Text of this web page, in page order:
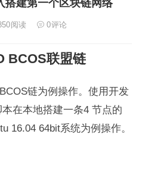
搭建第一个区块链网络
阅读 0评论
BCOS联盟链
链为例操作。使用开发
在本地搭建一条4 节点的
16.04 64bit系统为例操作。